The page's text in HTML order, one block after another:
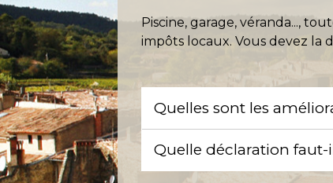
Piscine, garage, véranda...,
impôts locaux. Vous devez la
Quelles sont les
Quelle déclaration faut-